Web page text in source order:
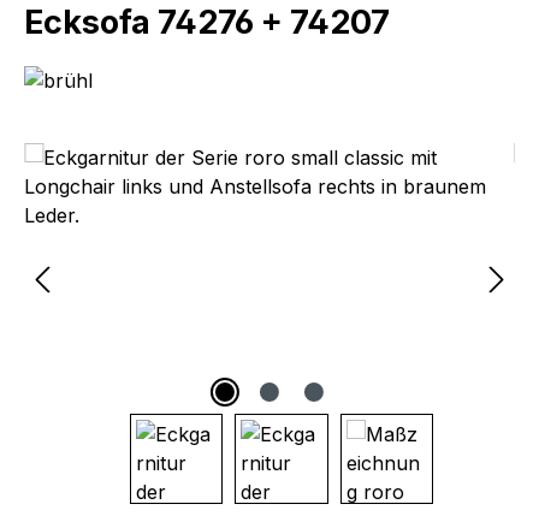
Ecksofa 74276 + 74207
Bildergalerie überspringen